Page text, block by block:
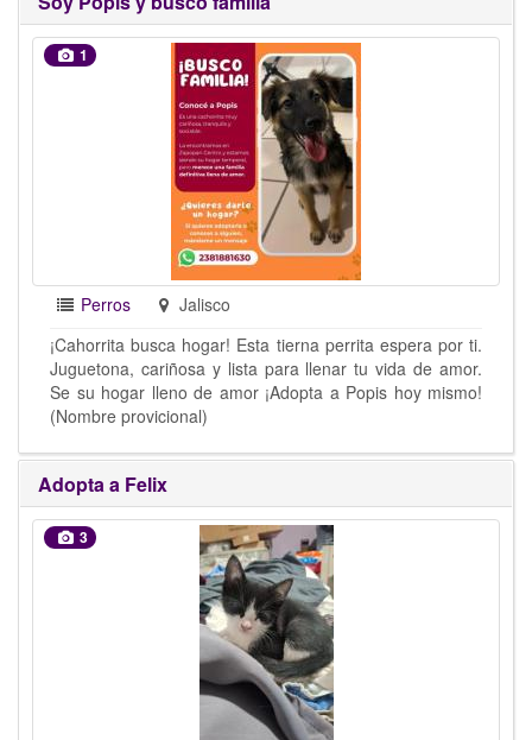
1
Perros
Jalisco
¡Cahorrita busca hogar! Esta tierna perrita espera por ti.
Juguetona, cariñosa y lista para llenar tu vida de amor.
Se su hogar lleno de amor ¡Adopta a Popis hoy mismo!
(Nombre provicional)
Adopta a Felix
3